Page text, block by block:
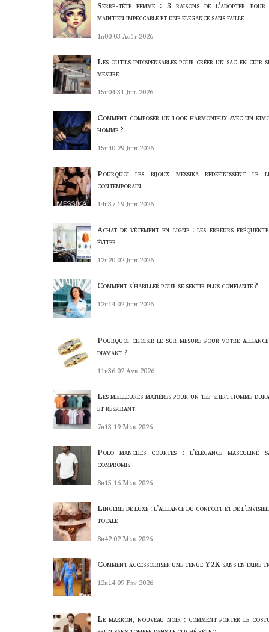
Serre-tête femme : 3 raisons de l’adopter pour
maintien impeccable et une élégance sans faille
1h00 03 Août 2026
Les outils indispensables pour créer un sac en cuir
mesure
15h04 31 Juil 2026
Comment composer un look harmonieux avec un
homme ?
15h40 29 Juin 2026
Pourquoi les bijoux messika redéfinissent le
contemporain
14h37 19 Juin 2026
Achat de vêtement en ligne : les erreurs
éviter
12h20 02 Juin 2026
Comment s’habiller pour se sentir plus confiante ?
12h14 02 Juin 2026
Pourquoi choisir le sur-mesure pour votre
diamant ?
11h36 02 Avr 2026
Les meilleures matières pour un tee-shirt homme
et respirant
7h13 19 Mar 2026
Polo manches courtes : l’élégance masculine
compromis
8h15 16 Mar 2026
Lingerie de luxe : l’alliance du confort et de
totale
8h42 02 Mar 2026
Comment accessoiriser une tenue Y2K sans en faire
12h14 09 Fév 2026
Le marron, nouveau noir : comment porter le